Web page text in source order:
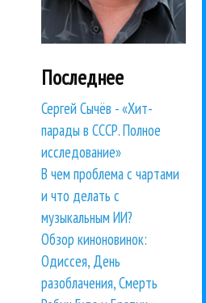
Последнее
Сергей Сычёв - «Хит-
парады в СССР. Полное
исследование»
В чем проблема с чартами
и что делать с
музыкальным ИИ?
Обзор киноновинок:
Одиссея, День
разоблачения, Смерть